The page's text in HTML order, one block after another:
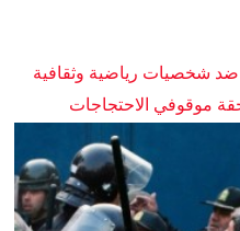
ضد شخصيات رياضية وثقافية
موقوفي الاحتجاجات